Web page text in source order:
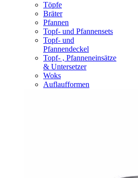
Töpfe
Bräter
Pfannen
Topf- und Pfannensets
Topf- und
Pfannendeckel
Topf- , Pfanneneinsätze
& Untersetzer
Woks
Auflaufformen